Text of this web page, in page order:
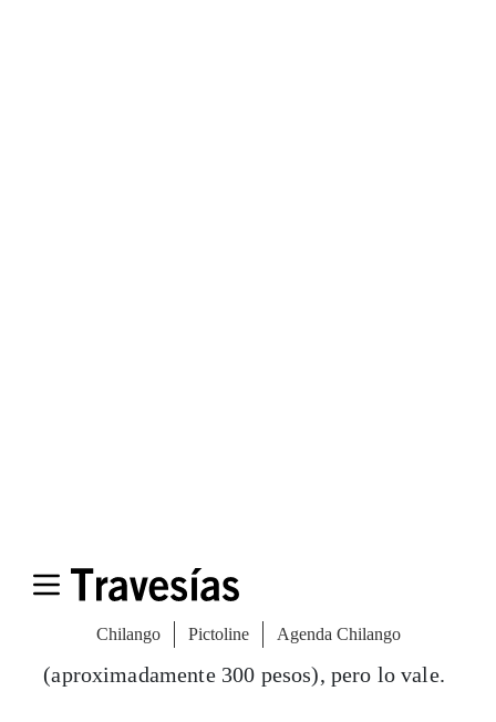
puedes comprar un Zeitaku millefeuille,
hecho de capas de arroz, salmón, camarón y
vegetales en conserva. El precio puede
parecer elevado para ser comida de tren
(aproximadamente 300 pesos), pero lo vale.